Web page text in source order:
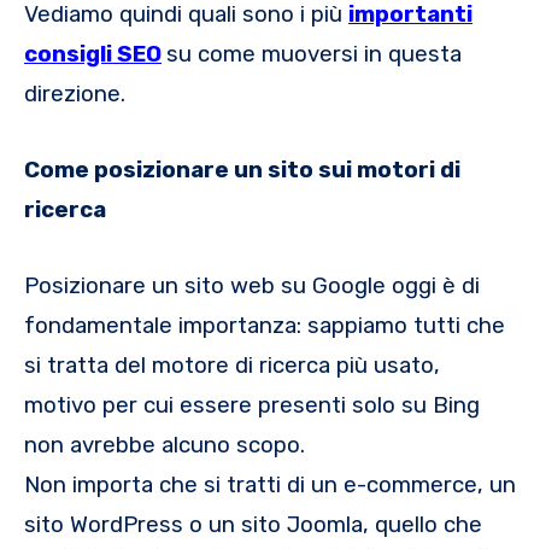
Vediamo quindi quali sono i più importanti
consigli SEOsu come muoversi in questa
direzione.
Come posizionare un sito sui motori di
ricerca
Posizionare un sito web su Google oggi è di
fondamentale importanza: sappiamo tutti che
si tratta del motore di ricerca più usato,
motivo per cui essere presenti solo su Bing
non avrebbe alcuno scopo.
Non importa che si tratti di un e-commerce, un
sito WordPress o un sito Joomla, quello che